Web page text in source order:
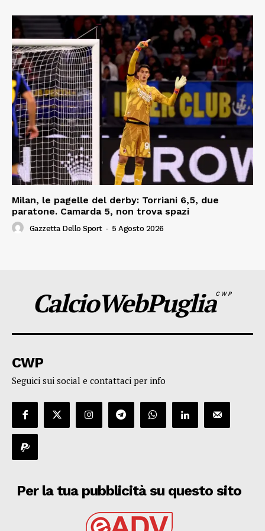
Milan, le pagelle del derby: Torriani 6,5, due
paratone. Camarda 5, non trova spazi
Gazzetta Dello Sport - 5 Agosto 2026
CalcioWebPugliaCWP
CWP
Seguici sui social e contattaci per info
Per la tua pubblicità su questo sito